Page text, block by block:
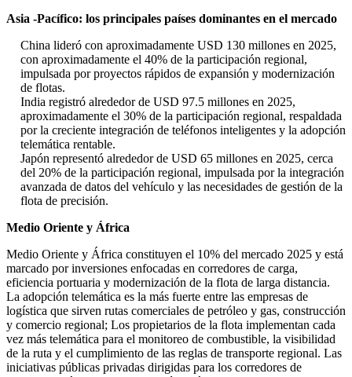
Asia -Pacífico: los principales países dominantes en el mercado
China lideró con aproximadamente USD 130 millones en 2025,
con aproximadamente el 40% de la participación regional,
impulsada por proyectos rápidos de expansión y modernización
de flotas.
India registró alrededor de USD 97.5 millones en 2025,
aproximadamente el 30% de la participación regional, respaldada
por la creciente integración de teléfonos inteligentes y la adopción
telemática rentable.
Japón representó alrededor de USD 65 millones en 2025, cerca
del 20% de la participación regional, impulsada por la integración
avanzada de datos del vehículo y las necesidades de gestión de la
flota de precisión.
Medio Oriente y África
Medio Oriente y África constituyen el 10% del mercado 2025 y está
marcado por inversiones enfocadas en corredores de carga,
eficiencia portuaria y modernización de la flota de larga distancia.
La adopción telemática es la más fuerte entre las empresas de
logística que sirven rutas comerciales de petróleo y gas, construcción
y comercio regional; Los propietarios de la flota implementan cada
vez más telemática para el monitoreo de combustible, la visibilidad
de la ruta y el cumplimiento de las reglas de transporte regional. Las
iniciativas públicas privadas dirigidas para los corredores de